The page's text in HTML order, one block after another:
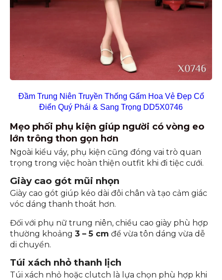
Đầm Trung Niên Truyền Thống Gấm Hoa Vẻ Đẹp Cổ
Điển Quý Phái & Sang Trọng DD5X0746
Mẹo phối phụ kiện giúp người có vòng eo
lớn trông thon gọn hơn
Ngoài kiểu váy, phụ kiện cũng đóng vai trò quan
trọng trong việc hoàn thiện outfit khi đi tiệc cưới.
Giày cao gót mũi nhọn
Giày cao gót giúp kéo dài đôi chân và tạo cảm giác
vóc dáng thanh thoát hơn.
Đối với phụ nữ trung niên, chiều cao giày phù hợp
thường khoảng 3 – 5 cm để vừa tôn dáng vừa dễ
di chuyển.
Túi xách nhỏ thanh lịch
Túi xách nhỏ hoặc clutch là lựa chọn phù hợp khi